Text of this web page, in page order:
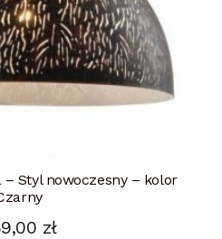
Styl nowoczesny – kolor
zł